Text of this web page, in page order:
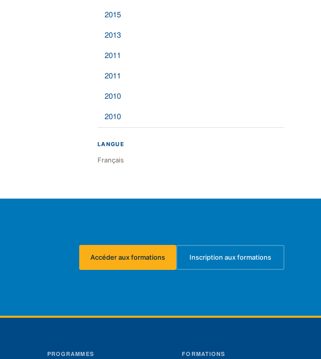
2015
2013
2011
2011
2010
2010
LANGUE
Français
Accéder aux formations
(s'ouvre dans un nouvel onglet)
Inscription aux formations
(s'ouvre dans un nouvel
PROGRAMMES FORMATIONS